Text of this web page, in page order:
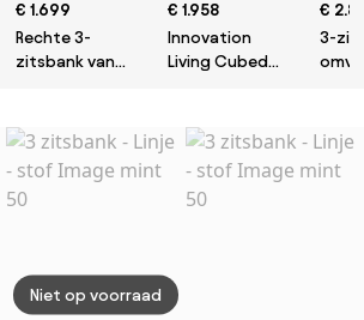
€ 1.699
Rechte 3-
zitsbank van
fluweel, MALO
€ 1.958
Innovation
Living Cubed
Slaapbank 160
€
3-
Niet op voorraad